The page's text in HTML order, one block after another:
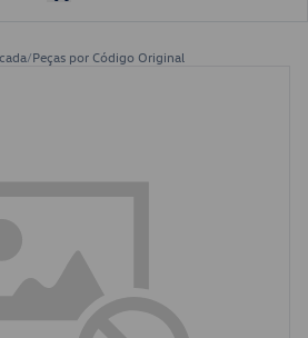
/Peças por Código Original